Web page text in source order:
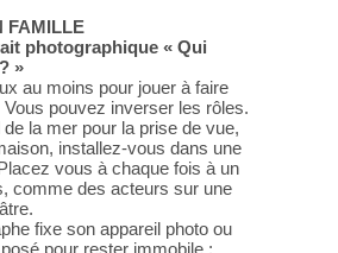
FAMILLE
photographique « Qui
»
au moins pour jouer à faire
pouvez inverser les rôles.
la mer pour la prise de vue,
installez-vous dans une
vous à chaque fois à un
comme des acteurs sur une
fixe son appareil photo ou
pour rester immobile :